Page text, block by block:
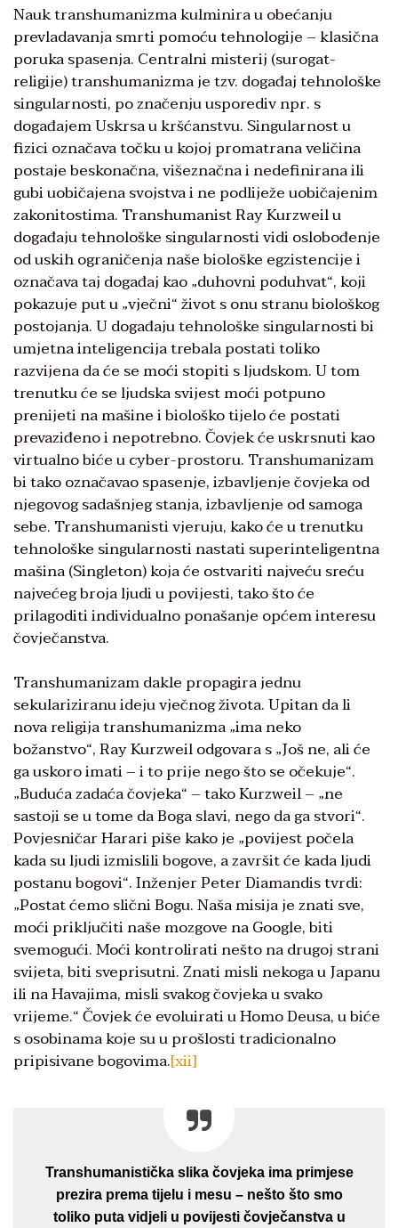
Nauk transhumanizma kulminira u obećanju
prevladavanja smrti pomoću tehnologije – klasična
poruka spasenja. Centralni misterij (surogat-
religije) transhumanizma je tzv. događaj tehnološke
singularnosti, po značenju usporediv npr. s
događajem Uskrsa u kršćanstvu. Singularnost u
fizici označava točku u kojoj promatrana veličina
postaje beskonačna, višeznačna i nedefinirana ili
gubi uobičajena svojstva i ne podliježe uobičajenim
zakonitostima. Transhumanist Ray Kurzweil u
događaju tehnološke singularnosti vidi oslobođenje
od uskih ograničenja naše biološke egzistencije i
označava taj događaj kao „duhovni poduhvat“, koji
pokazuje put u „vječni“ život s onu stranu biološkog
postojanja. U događaju tehnološke singularnosti bi
umjetna inteligencija trebala postati toliko
razvijena da će se moći stopiti s ljudskom. U tom
trenutku će se ljudska svijest moći potpuno
prenijeti na mašine i biološko tijelo će postati
prevaziđeno i nepotrebno. Čovjek će uskrsnuti kao
virtualno biće u cyber-prostoru. Transhumanizam
bi tako označavao spasenje, izbavljenje čovjeka od
njegovog sadašnjeg stanja, izbavljenje od samoga
sebe. Transhumanisti vjeruju, kako će u trenutku
tehnološke singularnosti nastati superinteligentna
mašina (Singleton) koja će ostvariti najveću sreću
najvećeg broja ljudi u povijesti, tako što će
prilagoditi individualno ponašanje općem interesu
čovječanstva.
Transhumanizam dakle propagira jednu
sekulariziranu ideju vječnog života. Upitan da li
nova religija transhumanizma „ima neko
božanstvo“, Ray Kurzweil odgovara s „Još ne, ali će
ga uskoro imati – i to prije nego što se očekuje“.
„Buduća zadaća čovjeka“ – tako Kurzweil – „ne
sastoji se u tome da Boga slavi, nego da ga stvori“.
Povjesničar Harari piše kako je „povijest počela
kada su ljudi izmislili bogove, a završit će kada ljudi
postanu bogovi“. Inženjer Peter Diamandis tvrdi:
„Postat ćemo slični Bogu. Naša misija je znati sve,
moći priključiti naše mozgove na Google, biti
svemogući. Moći kontrolirati nešto na drugoj strani
svijeta, biti sveprisutni. Znati misli nekoga u Japanu
ili na Havajima, misli svakog čovjeka u svako
vrijeme.“ Čovjek će evoluirati u Homo Deusa, u biće
s osobinama koje su u prošlosti tradicionalno
pripisivane bogovima.[xii]
Transhumanistička slika čovjeka ima primjese
prezira prema tijelu i mesu – nešto što smo
toliko puta vidjeli u povijesti čovječanstva u